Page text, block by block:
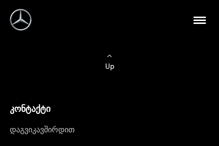
Up
კონტაქტი
დაგვიკავშირდით